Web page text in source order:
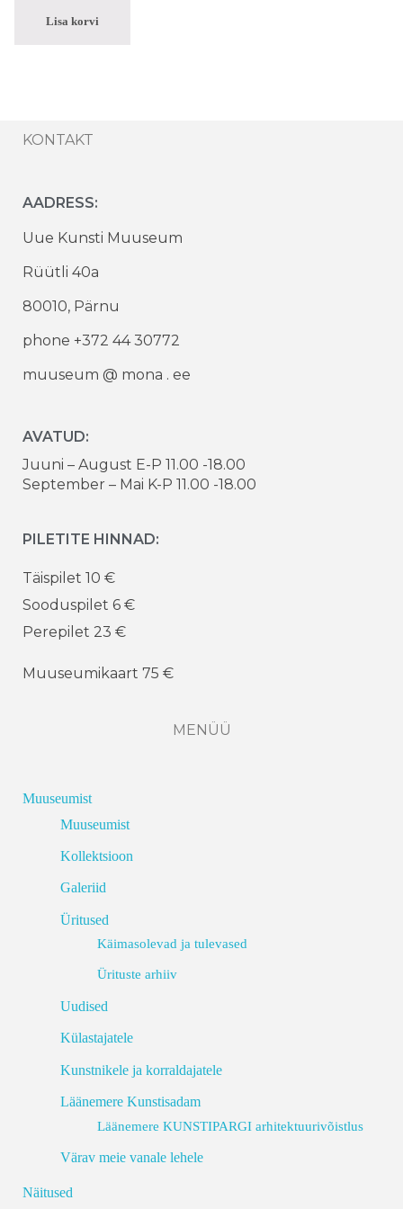
Lisa korvi
KONTAKT
AADRESS:
Uue Kunsti Muuseum
Rüütli 40a
80010, Pärnu
phone +372 44 30772
muuseum @ mona . ee
AVATUD:
Juuni – August E-P 11.00 -18.00
September – Mai K-P 11.00 -18.00
PILETITE HINNAD:
Täispilet 10 €
Sooduspilet 6 €
Perepilet 23 €
Muuseumikaart 75 €
MENÜÜ
Muuseumist
Muuseumist
Kollektsioon
Galeriid
Üritused
Käimasolevad ja tulevased
Ürituste arhiiv
Uudised
Külastajatele
Kunstnikele ja korraldajatele
Läänemere Kunstisadam
Läänemere KUNSTIPARGI arhitektuurivõistlus
Värav meie vanale lehele
Näitused